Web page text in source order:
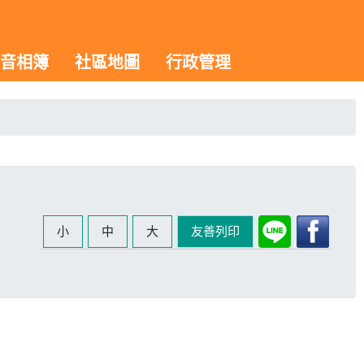
相簿 社區地圖 行政管理
小 中 大 友善列印